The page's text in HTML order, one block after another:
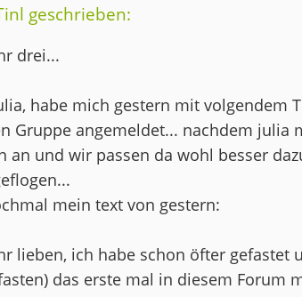
geschrieben:
drei...
habe mich gestern mit volgendem
Gruppe angemeldet... nachdem julia
an und wir passen da wohl besser
mein text von gestern:
lieben, ich habe schon öfter gefastet
das erste mal in diesem Forum